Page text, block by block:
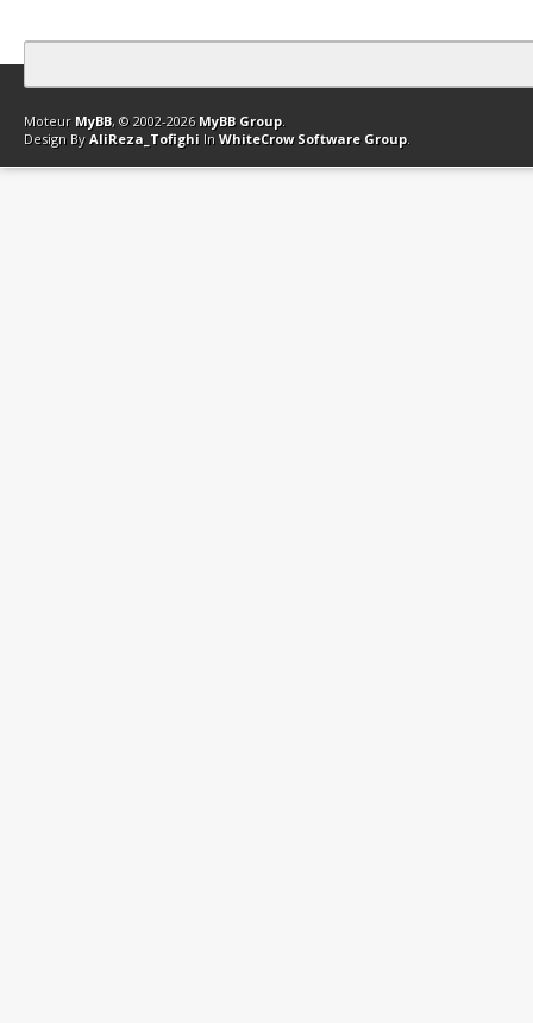
Contact Club Affiliation Retourner en haut Version bas-débit
Moteur MyBB, © 2002-2026 MyBB Group.
Design By AliReza_Tofighi In WhiteCrow Software Group.